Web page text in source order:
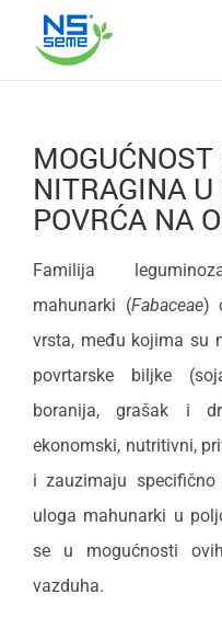
content
NITRAGINA
POVRĆA NA
Familija
mahunarki (Fabaceae)
vrsta, među kojima su
povrtarske biljke
boranija, grašak i
ekonomski, nutritivni,
i zauzimaju
uloga mahunarki u
se u mogućnosti
vazduha.